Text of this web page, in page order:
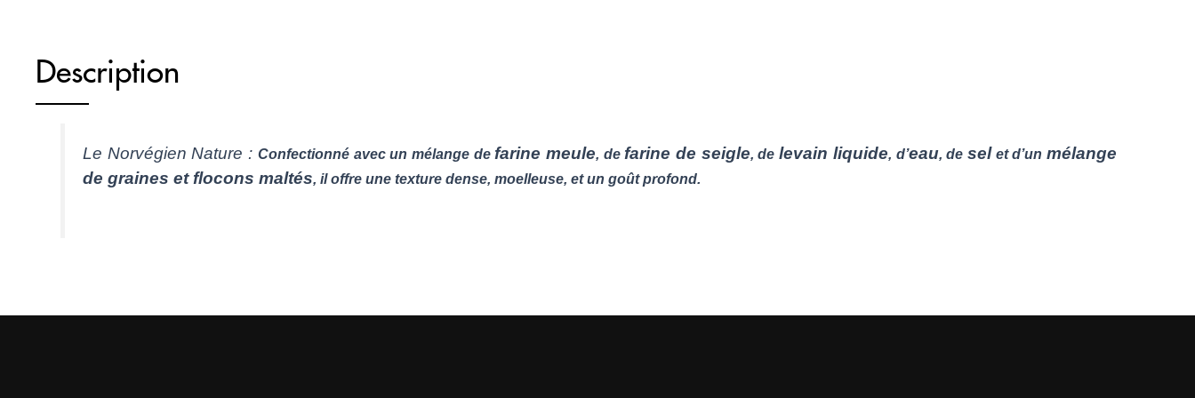
Description
Le Norvégien Nature : Confectionné avec un mélange de farine meule, de farine de seigle, delevain liquide, d’eau, de selet d’unmélange
de graines et flocons maltés, il offre une texture dense, moelleuse, et un goût profond.